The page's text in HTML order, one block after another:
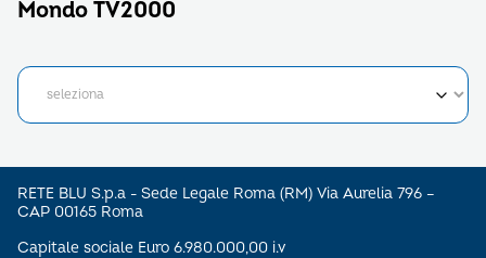
Mondo TV2000
RETE BLU S.p.a - Sede Legale Roma (RM) Via Aurelia 796 –
CAP 00165 Roma
Capitale sociale Euro 6.980.000,00 i.v